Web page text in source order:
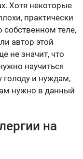
Хотя некоторые
практически
собственном теле,
автор этой
не значит, что
научиться
голоду и нуждам,
нужно в данный
на